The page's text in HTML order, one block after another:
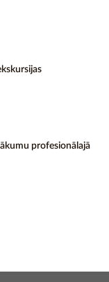
profesionālajā